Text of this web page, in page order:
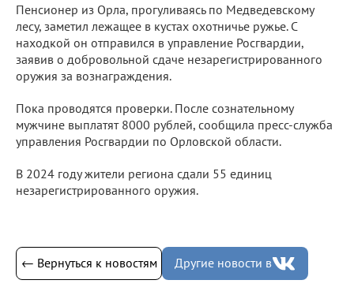
Пенсионер из Орла, прогуливаясь по Медведевскому
лесу, заметил лежащее в кустах охотничье ружье. С
находкой он отправился в управление Росгвардии,
заявив о добровольной сдаче незарегистрированного
оружия за вознаграждения.
Пока проводятся проверки. После сознательному
мужчине выплатят 8000 рублей, сообщила пресс-служба
управления Росгвардии по Орловской области.
В 2024 году жители региона сдали 55 единиц
незарегистрированного оружия.
← Вернуться к новостям Другие новости в